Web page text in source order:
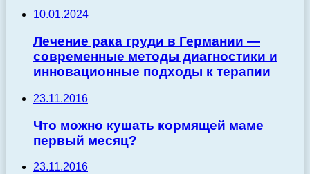
10.01.2024
Лечение рака груди в Германии —
современные методы диагностики и
инновационные подходы к терапии
23.11.2016
Что можно кушать кормящей маме
первый месяц?
23.11.2016